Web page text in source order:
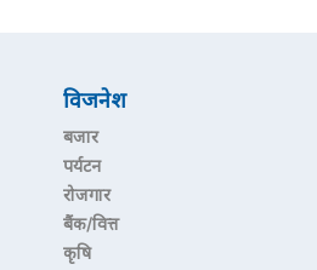
विजनेश
बजार
पर्यटन
रोजगार
बैंक/वित्त
कृषि